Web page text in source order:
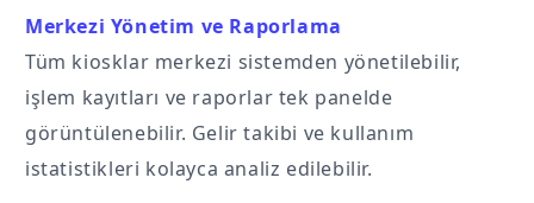
Merkezi Yönetim ve Raporlama
Tüm kiosklar merkezi sistemden yönetilebilir,
işlem kayıtları ve raporlar tek panelde
görüntülenebilir. Gelir takibi ve kullanım
istatistikleri kolayca analiz edilebilir.